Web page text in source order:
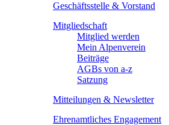
Geschäftsstelle & Vorstand
Mitgliedschaft
Mitglied werden
Mein Alpenverein
Beiträge
AGBs von a-z
Satzung
Mitteilungen & Newsletter
Ehrenamtliches Engagement